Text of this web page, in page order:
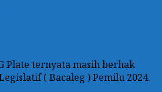
Plate ternyata masih berhak
( Bacaleg ) Pemilu 2024.